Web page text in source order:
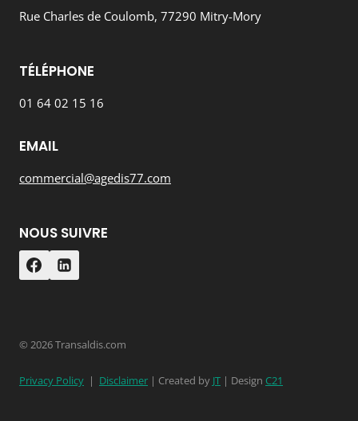
Rue Charles de Coulomb, 77290 Mitry-Mory
TÉLÉPHONE
01 64 02 15 16
EMAIL
commercial@agedis77.com
NOUS SUIVRE
© 2026 Transaldis.com
Privacy Policy | Disclaimer | Created by JT | Design C21